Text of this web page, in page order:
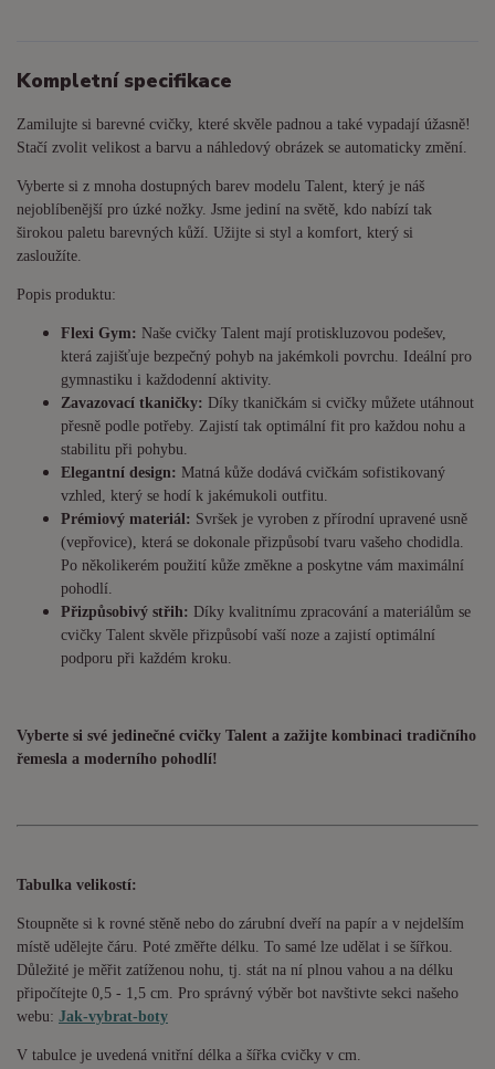
Kompletní specifikace
Zamilujte si barevné cvičky, které skvěle padnou a také vypadají úžasně!
Stačí zvolit velikost a barvu a náhledový obrázek se automaticky změní.
Vyberte si z mnoha dostupných barev modelu Talent, který je náš
nejoblíbenější pro úzké nožky. Jsme jediní na světě, kdo nabízí tak
širokou paletu barevných kůží. Užijte si styl a komfort, který si
zasloužíte.
Popis produktu:
Flexi Gym: Naše cvičky Talent mají protiskluzovou podešev,
která zajišťuje bezpečný pohyb na jakémkoli povrchu. Ideální pro
gymnastiku i každodenní aktivity.
Zavazovací tkaničky: Díky tkaničkám si cvičky můžete utáhnout
přesně podle potřeby. Zajistí tak optimální fit pro každou nohu a
stabilitu při pohybu.
Elegantní design: Matná kůže dodává cvičkám sofistikovaný
vzhled, který se hodí k jakémukoli outfitu.
Prémiový materiál: Svršek je vyroben z přírodní upravené usně
(vepřovice), která se dokonale přizpůsobí tvaru vašeho chodidla.
Po několikerém použití kůže změkne a poskytne vám maximální
pohodlí.
Přizpůsobivý střih: Díky kvalitnímu zpracování a materiálům se
cvičky Talent skvěle přizpůsobí vaší noze a zajistí optimální
podporu při každém kroku.
Vyberte si své jedinečné cvičky Talent a zažijte kombinaci tradičního
řemesla a moderního pohodlí!
Tabulka velikostí:
Stoupněte si k rovné stěně nebo do zárubní dveří na papír a v nejdelším
místě udělejte čáru. Poté změřte délku. To samé lze udělat i se šířkou.
Důležité je měřit zatíženou nohu, tj. stát na ní plnou vahou a na délku
připočítejte 0,5 - 1,5 cm. Pro správný výběr bot navštivte sekci našeho
webu: Jak-vybrat-boty
V tabulce je uvedená vnitřní délka a šířka cvičky v cm.